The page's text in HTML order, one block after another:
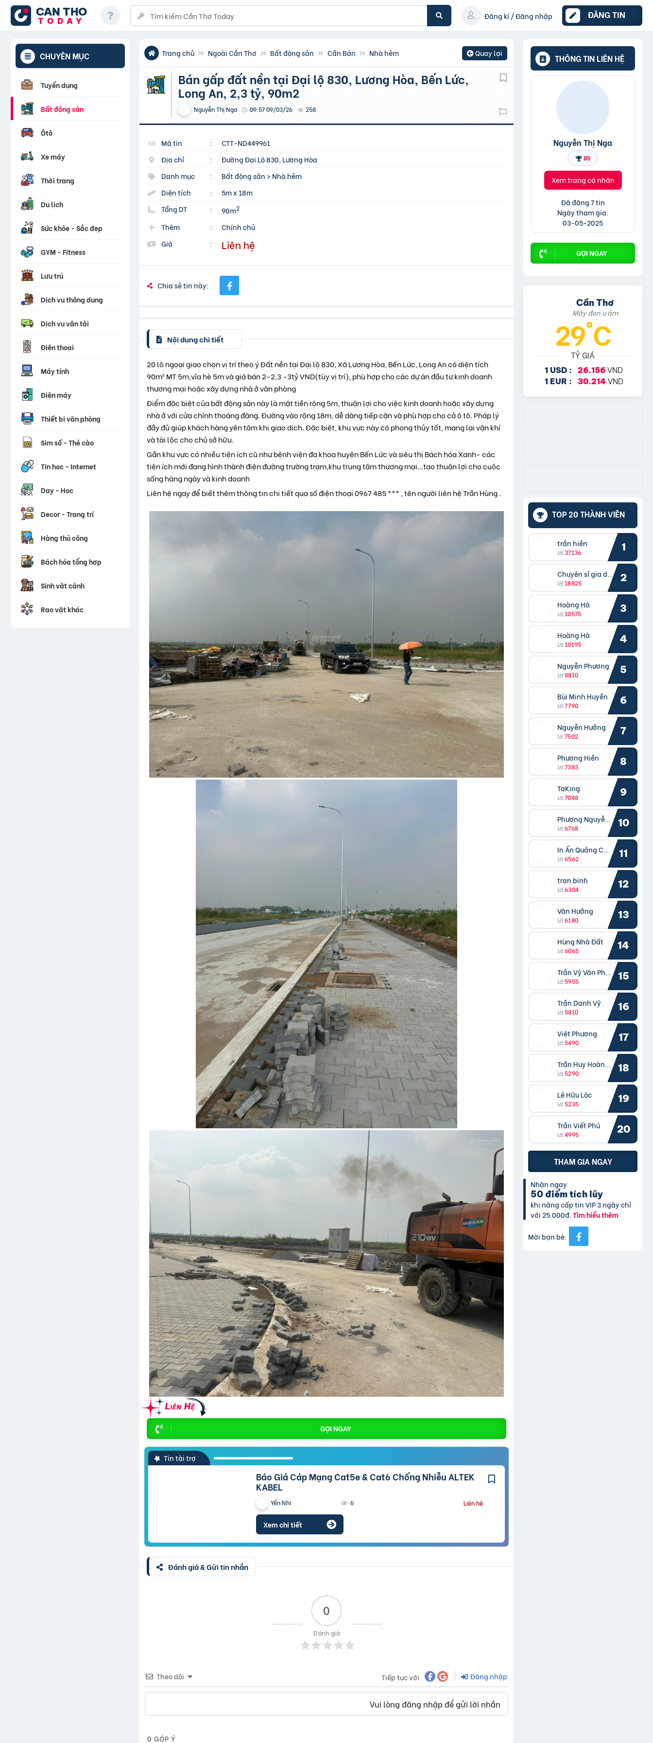
CAN THO
TODAY
Đăng kí / Đăng nhập ĐĂNG TIN
CHUYÊN MỤC
Tuyển dụng
Bất động sản
Ôtô
Xe máy
Thời trang
Du lịch
Sức khỏe - Sắc đẹp
GYM - Fitness
Lưu trú
Dịch vụ thông dụng
Dịch vụ vận tải
Điện thoại
Máy tính
Điện máy
Thiết bị văn phòng
Sim số - Thẻ cào
Tin học - Internet
Dạy - Học
Decor - Trang trí
Hàng thủ công
Bách hóa tổng hợp
Sinh vật cảnh
Rao vặt khác
Trang chủ Ngoài Cần Thơ Bất động sản Cần Bán Nhà hẻm Quay lại
Bán gấp đất nền tại Đại lộ 830, Lương Hòa, Bến Lức,
Long An, 2,3 tỷ, 90m2
Nguyễn Thị Nga 09:57 09/03/26 258
Mã tin :
CTT-ND449961
Địa chỉ
:
Đường Đại Lộ 830, Lương Hòa
Danh mục
: Bất động sản > Nhà hẻm
Diện tích
:
5m x 18m
Tổng DT
: 90m2
Thêm :
Chính chủ
Giá
: Liên hệ
Chia sẻ tin này:
Nội dung chi tiết
20 lô ngoại giao chọn vị trí theo ý Đất nền tại Đại lộ 830, Xã Lương Hòa, Bến Lức, Long An có diện tích
90m² MT 5m,vỉa hè 5m và giá bán 2-2,3 -3tỷ VND(tùy vị trí), phù hợp cho các dự án đầu tư kinh doanh
thương mại hoặc xây dựng nhà ở văn phòng
Điểm đặc biệt của bất động sản này là mặt tiền rộng 5m, thuận lợi cho việc kinh doanh hoặc xây dựng
nhà ở với cửa chính thoáng đãng. Đường vào rộng 18m, dễ dàng tiếp cận và phù hợp cho cả ô tô. Pháp lý
đầy đủ giúp khách hàng yên tâm khi giao dịch. Đặc biệt, khu vực này có phong thủy tốt, mang lại vận khí
và tài lộc cho chủ sở hữu.
Gần khu vực có nhiều tiện ích cũ như bệnh viện đa khoa huyện Bến Lức và siêu thị Bách hóa Xanh- các
tiện ích mới đang hình thành điện đường trường trạm,khu trung tâm thương mại…tạo thuận lợi cho cuộc
sống hàng ngày và kinh doanh
Liên hệ ngay để biết thêm thông tin chi tiết qua số điện thoại 0967 485 *** , tên người liên hệ Trần Hùng .
GỌI NGAY
Tin tài trợ
Báo Giá Cáp Mạng Cat5e & Cat6 Chống Nhiễu ALTEK
KABEL
Yến Nhi 6 Liên hệ
Xem chi tiết
Đánh giá & Gửi tin nhắn
0
Đánh giá
Theo dõi Tiếp tục với Đăng nhập
Vui lòng đăng nhập để gửi lời nhắn
0 GÓP Ý
THÔNG TIN LIÊN HỆ
Nguyễn Thị Nga
85
Xem trang cá nhân
Đã đăng 7 tin
Ngày tham gia:
03-05-2025
GỌI NGAY
Cần Thơ
Mây đen u ám
29°C
TỶ GIÁ
1 USD : 26.156 VND
1 EUR : 30.214 VND
TOP 20 THÀNH VIÊN
trần hiền
37136 1
Chuyên sỉ gia dụng
18825 2
Hoàng Hà
10575 3
Hoàng Hà
10195 4
Nguyễn Phương
8810 5
Bùi Minh Huyền
7790 6
Nguyễn Hưởng
7502 7
Phương Hiền
7383 8
TaKing
7048 9
Phượng Nguyễn Phượng
6768 10
In Ấn Quảng Cáo Cần Thơ
6562 11
tran binh
6304 12
Văn Hưởng
6180 13
Hùng Nhà Đất
6065 14
Trần Vỹ Vân Phong
5955 15
Trần Danh Vỹ
5810 16
Việt Phương
5490 17
Trần Huy Hoàng Bắc
5290 18
Lê Hữu Lộc
5235 19
Trần Viết Phú
4995 20
THAM GIA NGAY
Nhận ngay
50 điểm tích lũy
khi nâng cấp tin VIP 3 ngày chỉ
với 25.000đ.Tìm hiểu thêm
Mời bạn bè: